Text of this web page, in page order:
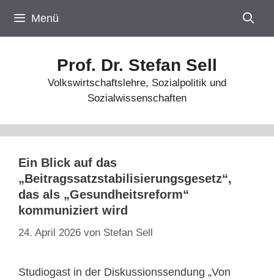
Inhalt
springen
Menü
Prof. Dr. Stefan Sell
Volkswirtschaftslehre, Sozialpolitik und
Sozialwissenschaften
Ein Blick auf das
„Beitragssatzstabilisierungsgesetz“,
das als „Gesundheitsreform“
kommuniziert wird
24. April 2026 von Stefan Sell
Studiogast in der Diskussionssendung „Von